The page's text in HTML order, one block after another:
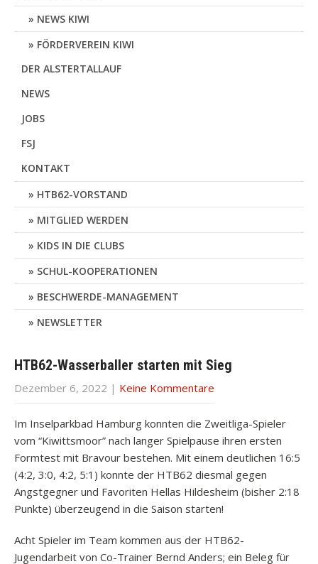
NEWS KIWI
FÖRDERVEREIN KIWI
DER ALSTERTALLAUF
NEWS
JOBS
FSJ
KONTAKT
HTB62-VORSTAND
MITGLIED WERDEN
KIDS IN DIE CLUBS
SCHUL-KOOPERATIONEN
BESCHWERDE-MANAGEMENT
NEWSLETTER
HTB62-Wasserballer starten mit Sieg
Dezember 6, 2022 | Keine Kommentare
Im Inselparkbad Hamburg konnten die Zweitliga-Spieler
vom “Kiwittsmoor” nach langer Spielpause ihren ersten
Formtest mit Bravour bestehen. Mit einem deutlichen 16:5
(4:2, 3:0, 4:2, 5:1) konnte der HTB62 diesmal gegen
Angstgegner und Favoriten Hellas Hildesheim (bisher 2:18
Punkte) überzeugend in die Saison starten!
Acht Spieler im Team kommen aus der HTB62-
Jugendarbeit von Co-Trainer Bernd Anders; ein Beleg für